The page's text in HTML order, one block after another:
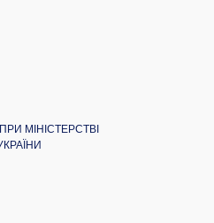
МІНІСТЕРСТВІ